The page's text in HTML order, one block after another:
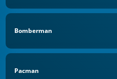
Bomberman
Pacman